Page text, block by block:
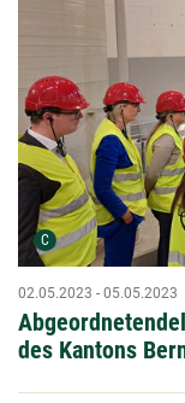
C Urheber der Grafik:
des Kantons
02.05.2023 - 05.05.2023